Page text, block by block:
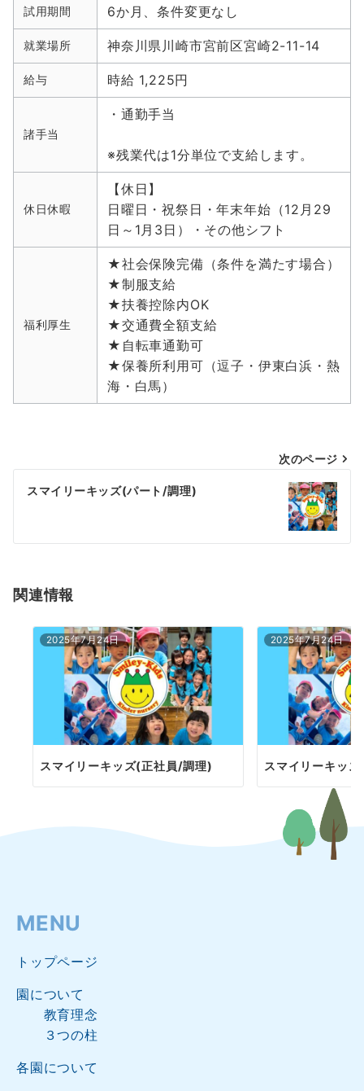
試用期間 6か月、条件変更なし
就業場所 神奈川県川崎市宮前区宮崎2-11-14
給与 時給 1,225円
諸手当
・通勤手当
※残業代は1分単位で支給します。
休日休暇
【休日】
日曜日・祝祭日・年末年始（12月29
日～1月3日）・その他シフト
福利厚生
★社会保険完備（条件を満たす場合）
★制服支給
★扶養控除内OK
★交通費全額支給
★自転車通勤可
★保養所利用可（逗子・伊東白浜・熱
海・白馬）
稿
ビ
ー
次のページ
スマイリーキッズ(パート/調理)
関連情報
2025年7月24日
スマイリーキッズ(正社員/調理)
2025年7月24日
スマイリーキッ
MENU
トップページ
園について
教育理念
３つの柱
各園について